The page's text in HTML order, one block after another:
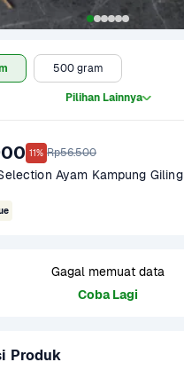
500 gram
Pilihan Lainnya
11% Rp56.500
Ayam Kampung Giling
Gagal memuat data
Coba Lagi
Produk